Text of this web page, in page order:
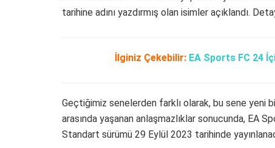
tarihine adını yazdırmış olan isimler açıklandı.
İlginiz Çekebilir: EA Sports FC 24
Geçtiğimiz senelerden farklı olarak, bu sene yeni
arasında yaşanan anlaşmazlıklar sonucunda, EA
Standart sürümü 29 Eylül 2023 tarihinde